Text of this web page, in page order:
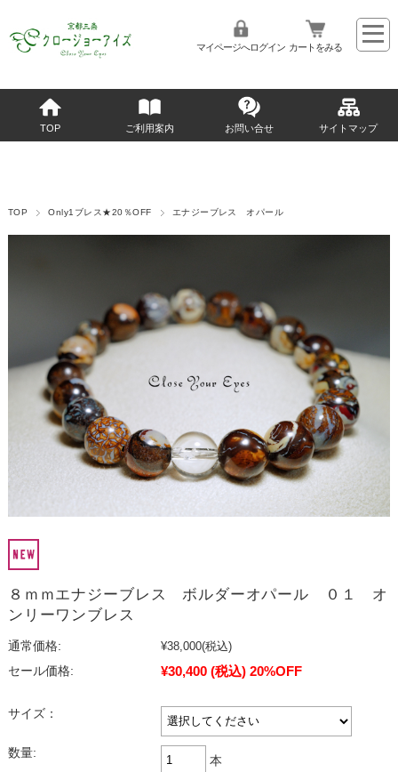
マイページへログイン カートをみる
TOP ご利用案内 お問い合せ サイトマップ
TOP Only1ブレス★20％OFF エナジーブレス オパール
８ｍｍエナジーブレス ボルダーオパール ０１ オ
ンリーワンブレス
通常価格: ¥38,000(税込)
セール価格:
¥30,400 (税込) 20%OFF
サイズ：
数量:
本